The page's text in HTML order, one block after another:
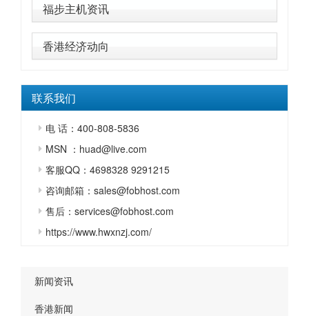
福步主机资讯
香港经济动向
联系我们
电 话：400-808-5836
MSN ：huad@live.com
客服QQ：4698328 9291215
咨询邮箱：sales@fobhost.com
售后：services@fobhost.com
https://www.hwxnzj.com/
新闻资讯
香港新闻